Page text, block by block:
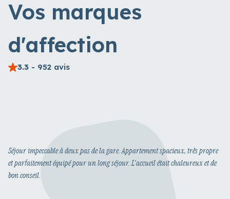
Vos marques
d'affection
3.3 - 952 avis
Séjour impeccable à deux pas de la gare. Appartement spacieux, très propre
et parfaitement équipé pour un long séjour. L'accueil était chaleureux et de
bon conseil.